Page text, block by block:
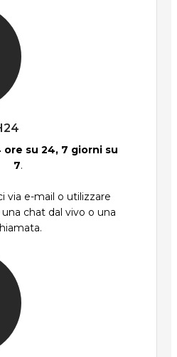
ore su 24, 7 giorni su
7.
via e-mail o utilizzare
chat dal vivo o una